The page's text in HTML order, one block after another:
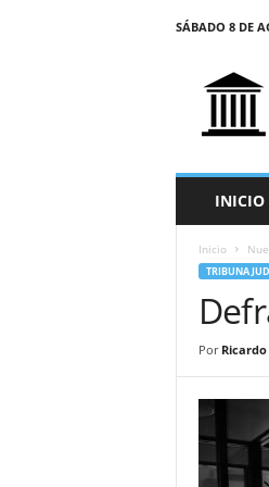
SÁBADO 8 DE
INICIO
Inicio
TRIBUNA
Por